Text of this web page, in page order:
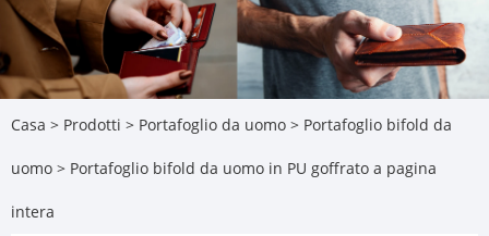
Casa > Prodotti > Portafoglio da uomo > Portafoglio bifold da
uomo > Portafoglio bifold da uomo in PU goffrato a pagina
intera